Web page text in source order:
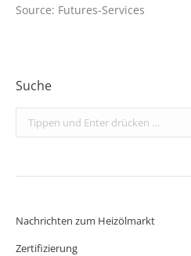
Source: Futures-Services
Suche
Search:
Nachrichten zum Heizölmarkt
Zertifizierung